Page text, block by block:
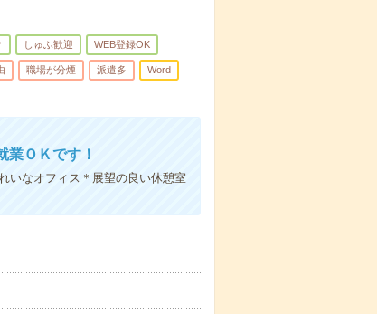
しゅふ歓迎 WEB登録OK
職場が分煙 派遣多 Word
ＯＫです！
いなオフィス＊展望の良い休憩室